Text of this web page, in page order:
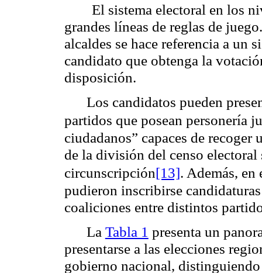
El sistema electoral en los
grandes líneas de reglas de
alcaldes se hace referencia a un
candidato que obtenga la
disposición.
Los candidatos pueden
partidos que posean personería
ciudadanos” capaces de
de la división del censo
circunscripción[13]. Además, en
pudieron inscribirse
coaliciones entre distintos
La Tabla 1 presenta un
presentarse a las elecciones
gobierno nacional,